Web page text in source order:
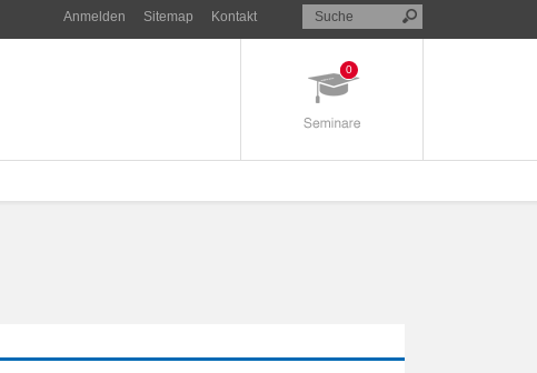
Anmelden Sitemap Kontakt
0